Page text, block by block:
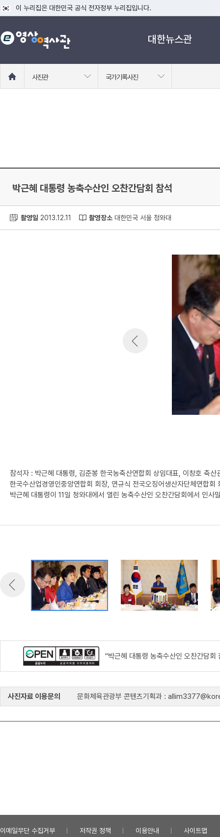
이 누리집은 대한민국 공식 전자정부 누리집입니다.
공식 누리집 주소 확인하기
go.kr 주소를 사용하는 누리집은 대한민국 정부기관이 관리하는 누리집입니
대한뉴스관
로
사진관 국가기록사진
박근혜 대통령 농축수산인 오찬간담회 참석
촬영일 2013.12.11 촬영장소 대한민국 서울 청와대
참석자 : 박근혜 대통령, 김준봉 한국농축산연합회 상임대표, 이창호 축
한국수산업경영인중앙연합회 회장, 연규식 전국오징어생산자단체연합회
박근혜 대통령이 11일 청와대에서 열린 농축수산인 오찬간담회에서 인사
"박근혜 대통령 농축수산인 오찬간담
사진자료 이용문의 문화체육관광부 콘텐츠기획과 :
이메일무단 수집거부 저작권 정책 이용안내 사이트맵